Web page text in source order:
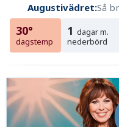
Augustivädret:Så
30°
dagstemp
1 dagar m.
nederbörd